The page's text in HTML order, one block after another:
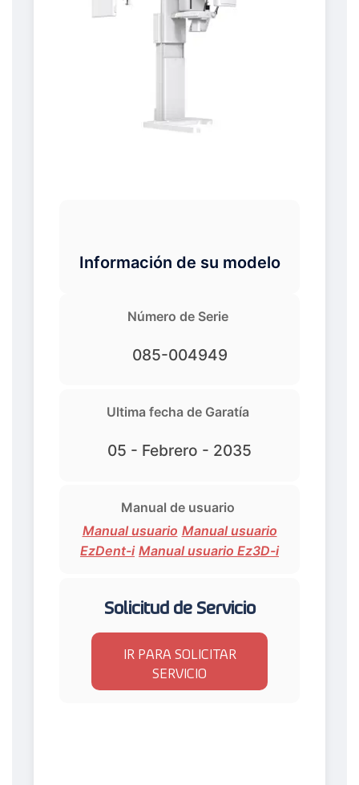
Información de su modelo
Número de Serie
085-004949
Ultima fecha de Garatía
05 - Febrero - 2035
Manual de usuario
Manual usuario Manual usuario
EzDent-i Manual usuario Ez3D-i
Solicitud de Servicio
IR PARA SOLICITAR
SERVICIO